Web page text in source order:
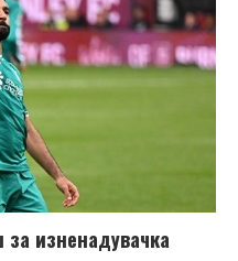
изненадувачка